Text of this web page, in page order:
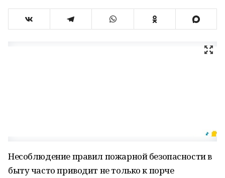
Несоблюдение правил пожарной безопасности в
быту часто приводит не только к порче